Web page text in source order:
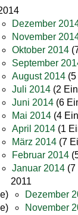
Dezember
November
Oktober 2014
September
August 2014
Juli 2014 (2
Juni 2014 (6
Mai 2014 (4
April 2014 (1
März 2014 (7
Februar 2014
Januar 2014 (7
2011
Dezember
November